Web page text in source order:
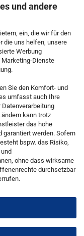
und andere
ein, die wir für den
die uns helfen, unsere
Werbung
Marketing-Dienste
Sie den Komfort- und
umfasst auch Ihre
Datenverarbeitung
kann trotz
das hohe
garantiert werden. Sofern
bspw. das Risiko,
ohne dass wirksame
durchsetzbar